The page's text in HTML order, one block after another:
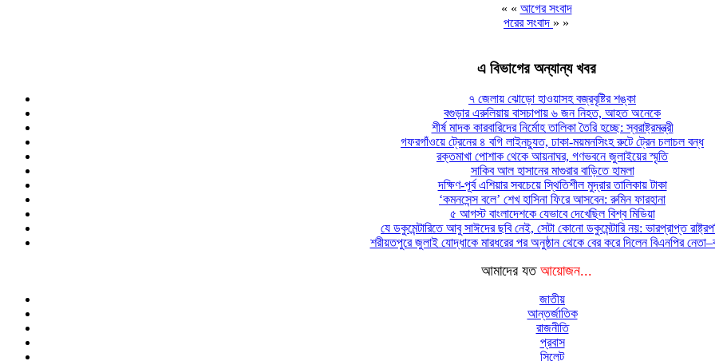
« « আগের সংবাদ
পরের সংবাদ » »
এ বিভাগের অন্যান্য খবর
৭ জেলায় ঝোড়ো হাওয়াসহ বজ্রবৃষ্টির শঙ্কা
বগুড়ার এরুলিয়ায় বাসচাপায় ৬ জন নিহত, আহত অনেকে
শীর্ষ মাদক কারবারিদের নির্মোহ তালিকা তৈরি হচ্ছে: স্বরাষ্ট্রমন্ত্রী
গফরগাঁওয়ে ট্রেনের ৪ বগি লাইনচ্যুত, ঢাকা-ময়মনসিংহ রুটে ট্রেন চলাচল বন্ধ
রক্তমাখা পোশাক থেকে আয়নাঘর, গণভবনে জুলাইয়ের স্মৃতি
সাকিব আল হাসানের মাগুরার বাড়িতে হামলা
দক্ষিণ-পূর্ব এশিয়ার সবচেয়ে স্থিতিশীল মুদ্রার তালিকায় টাকা
‘কমনসেন্স বলে’ শেখ হাসিনা ফিরে আসবেন: রুমিন ফারহানা
৫ আগস্ট বাংলাদেশকে যেভাবে দেখেছিল বিশ্ব মিডিয়া
যে ডকুমেন্টারিতে আবু সাঈদের ছবি নেই, সেটা কোনো ডকুমেন্টারি নয়: ভারপ্রাপ্ত
শরীয়তপুরে জুলাই যোদ্ধাকে মারধরের পর অনুষ্ঠান থেকে বের করে দিলেন বিএনপির
আমাদের যত আয়োজন...
জাতীয়
আন্তর্জাতিক
রাজনীতি
প্রবাস
সিলেট